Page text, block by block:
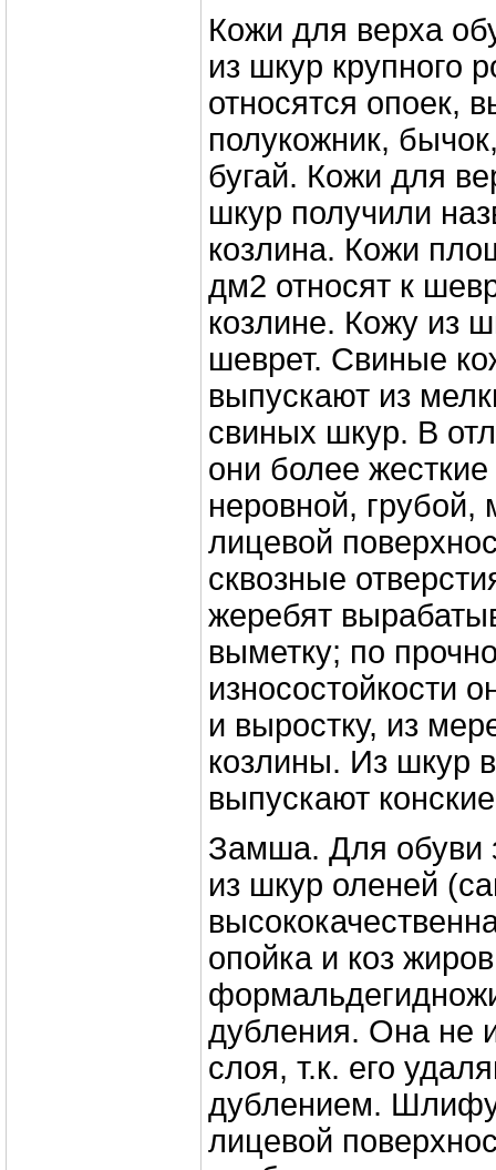
Кожи для верха
из шкур крупного
относятся опоек,
полукожник,
бугай. Кожи для
шкур получили
козлина. Кожи
дм2 относят к
козлине. Кожу из
шеврет. Свиные
выпускают из
свиных шкур. В
они более
неровной, грубой,
лицевой
сквозные
жеребят
выметку; по
износостойкости
и выростку, из
козлины. Из шкур
выпускают
Замша. Для обуви
из шкур оленей
опойка и коз
дубления. Она не
слоя, т.к. его
дублением.
лицевой